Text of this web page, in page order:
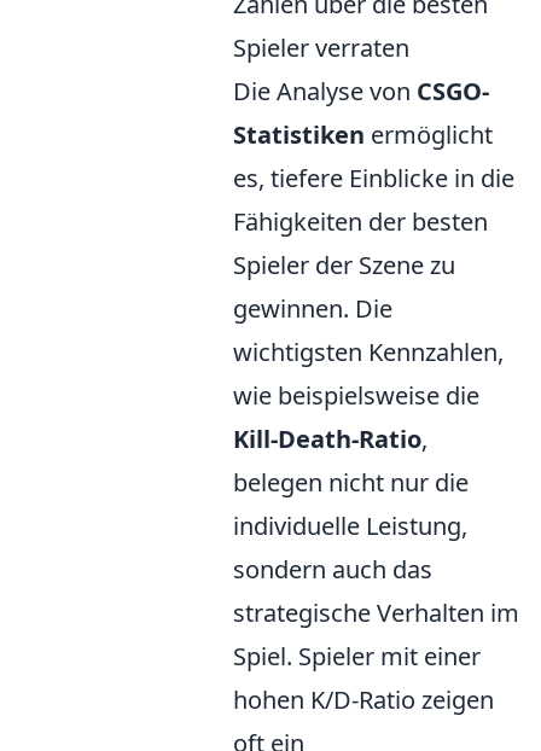
Spieler verraten
Die Analyse von CSGO-
Statistiken ermöglicht
es, tiefere Einblicke in die
Fähigkeiten der besten
Spieler der Szene zu
gewinnen. Die
wichtigsten Kennzahlen,
wie beispielsweise die
Kill-Death-Ratio,
belegen nicht nur die
individuelle Leistung,
sondern auch das
strategische Verhalten im
Spiel. Spieler mit einer
hohen K/D-Ratio zeigen
oft ein